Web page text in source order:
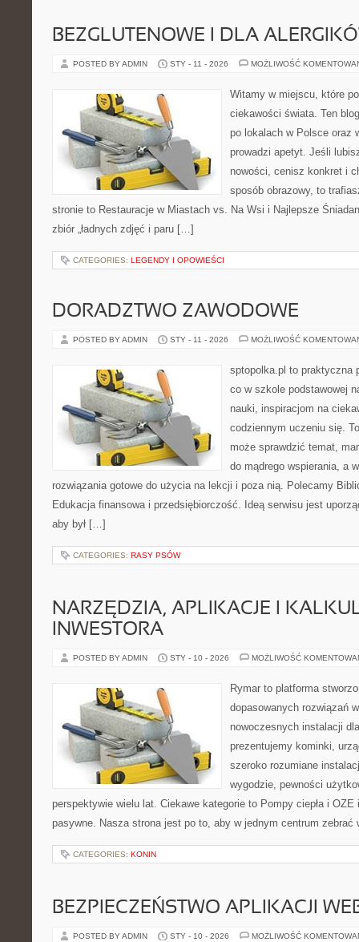
BEZGLUTENOWE I DLA
POSTED BY ADMIN STY - 11 - 2026 MOŻLIWOŚĆ
Witamy w miejscu, które
ciekawości świata. Ten
po lokalach w Polsce oraz
prowadzi apetyt. Jeśli
nowości, cenisz konkret i
sposób obrazowy, to
stronie to Restauracje w Miastach vs. Na Wsi i Najlepsze
zbiór „ładnych zdjęć i paru […]
CATEGORIES: LEGENDY I OPOWIEŚCI
DORADZTWO ZAWODOWE
POSTED BY ADMIN STY - 11 - 2026 MOŻLIWOŚĆ
sptopolka.pl to praktyczna
co w szkole podstawowej
nauki, inspiracjom na
codziennym uczeniu się.
może sprawdzić temat,
do mądrego wspierania, a
rozwiązania gotowe do użycia na lekcji i poza nią. Polecamy
Edukacja finansowa i przedsiębiorczość. Ideą serwisu jest
aby był […]
CATEGORIES: RASY PSÓW
NARZĘDZIA, APLIKACJE I
INWESTORA
POSTED BY ADMIN STY - 10 - 2026 MOŻLIWOŚĆ
Rymar to platforma
dopasowanych rozwiązań
nowoczesnych instalacji
prezentujemy kominki,
szeroko rozumiane
wygodzie, pewności
perspektywie wielu lat. Ciekawe kategorie to Pompy ciepła i
pasywne. Nasza strona jest po to, aby w jednym centrum
CATEGORIES: KONIN
BEZPIECZEŃSTWO APLIKACJI
POSTED BY ADMIN STY - 10 - 2026 MOŻLIWOŚĆ